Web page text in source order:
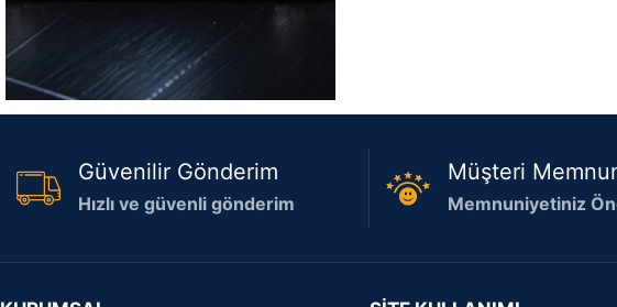
Güvenilir Gönderim
Hızlı ve güvenli gönderim
Müşteri
Memnuniyetiniz